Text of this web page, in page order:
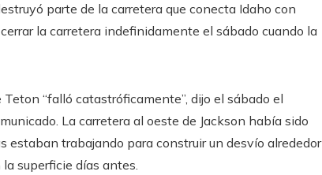
parte de la carretera que conecta Idaho con
la carretera indefinidamente el sábado cuando la
“falló catastróficamente”, dijo el sábado el
La carretera al oeste de Jackson había sido
estaban trabajando para construir un desvío alrededor
superficie días antes.